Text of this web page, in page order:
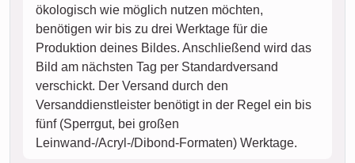
ökologisch wie möglich nutzen möchten,
benötigen wir bis zu drei Werktage für die
Produktion deines Bildes. Anschließend wird das
Bild am nächsten Tag per Standardversand
verschickt. Der Versand durch den
Versanddienstleister benötigt in der Regel ein bis
fünf (Sperrgut, bei großen
Leinwand-/Acryl-/Dibond-Formaten) Werktage.